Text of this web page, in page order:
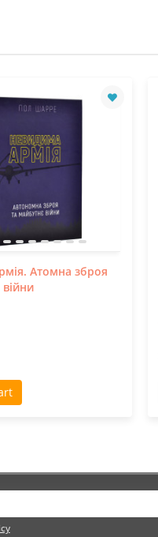
Атомна зброя